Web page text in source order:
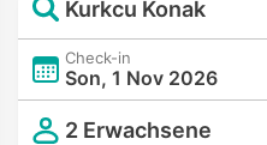
Kurkcu Konak
Check-in
Son, 1 Nov 2026
2 Erwachsene